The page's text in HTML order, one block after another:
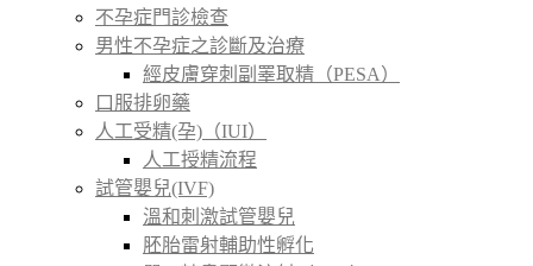
不孕症門診檢查
男性不孕症之診斷及治療
經皮膚穿刺副睪取精（PESA）
口服排卵藥
人工受精(孕)（IUI）
人工授精流程
試管嬰兒(IVF)
溫和刺激試管嬰兒
胚胎雷射輔助性孵化